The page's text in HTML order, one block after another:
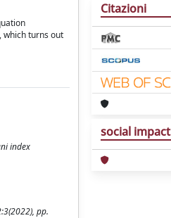
which turns out
index
pp.
Citazioni
social impact